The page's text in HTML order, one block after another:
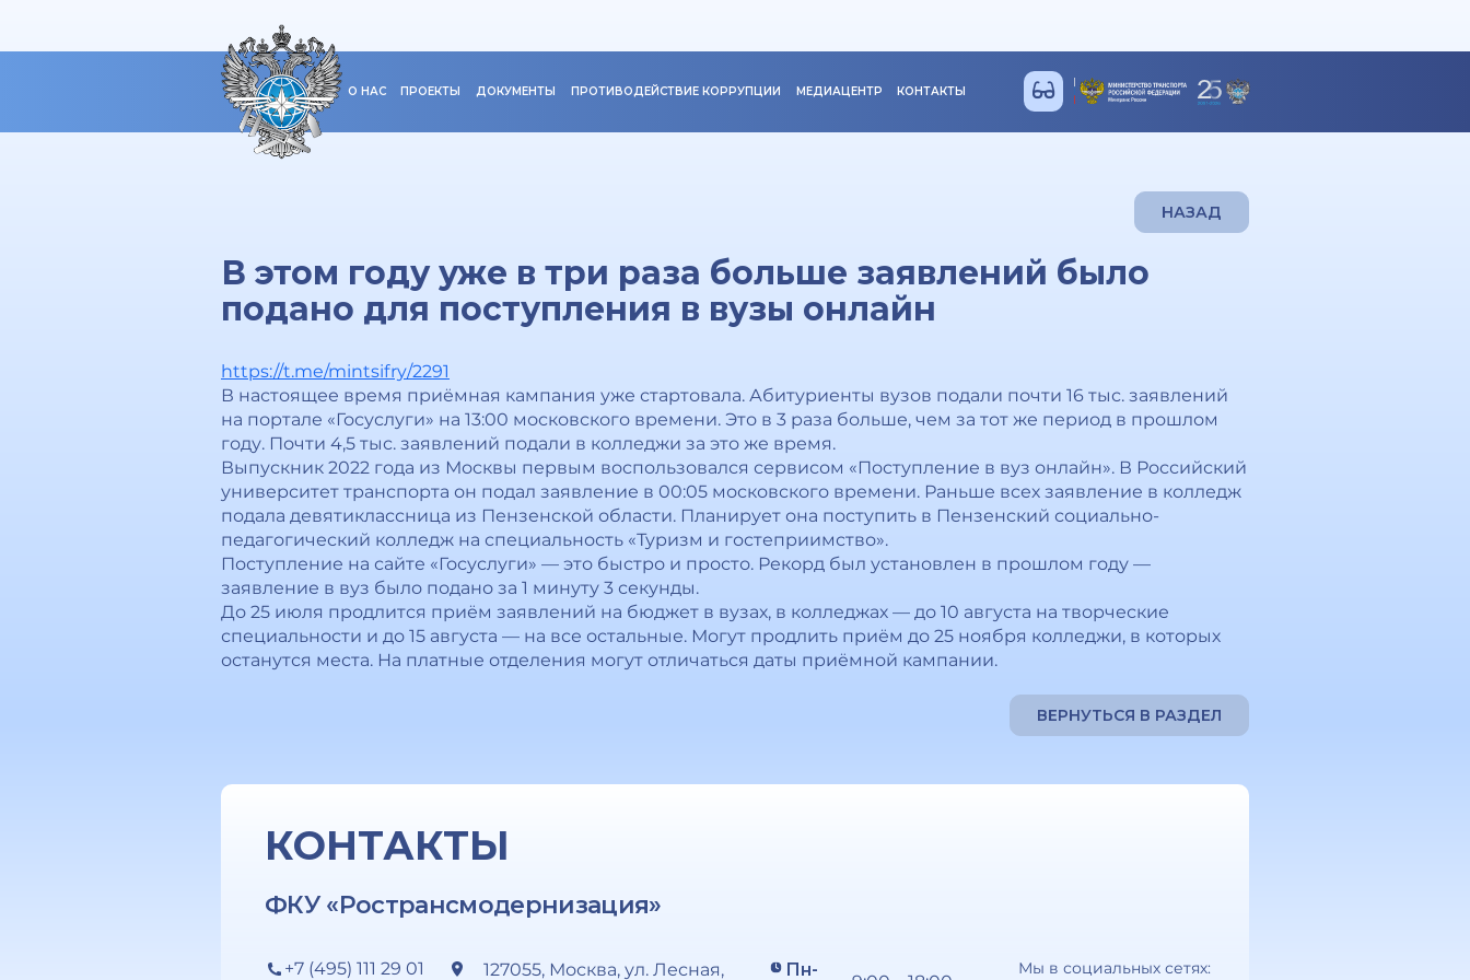
О НАС ПРОЕКТЫ ДОКУМЕНТЫ ПРОТИВОДЕЙСТВИЕ КОРРУПЦИИ МЕДИАЦЕНТР КОНТАКТЫ
НАЗАД
В этом году уже в три раза больше заявлений было
подано для поступления в вузы онлайн
https://t.me/mintsifry/2291
В настоящее время приёмная кампания уже стартовала. Абитуриенты вузов подали почти 16 тыс. заявлений
на портале «Госуслуги» на 13:00 московского времени. Это в 3 раза больше, чем за тот же период в прошлом
году. Почти 4,5 тыс. заявлений подали в колледжи за это же время.
Выпускник 2022 года из Москвы первым воспользовался сервисом «Поступление в вуз онлайн». В Российский
университет транспорта он подал заявление в 00:05 московского времени. Раньше всех заявление в колледж
подала девятиклассница из Пензенской области. Планирует она поступить в Пензенский социально-
педагогический колледж на специальность «Туризм и гостеприимство».
Поступление на сайте «Госуслуги» — это быстро и просто. Рекорд был установлен в прошлом году —
заявление в вуз было подано за 1 минуту 3 секунды.
До 25 июля продлится приём заявлений на бюджет в вузах, в колледжах — до 10 августа на творческие
специальности и до 15 августа — на все остальные. Могут продлить приём до 25 ноября колледжи, в которых
останутся места. На платные отделения могут отличаться даты приёмной кампании.
ВЕРНУТЬСЯ В РАЗДЕЛ
КОНТАКТЫ
ФКУ «Ространсмодернизация»
+7 (495) 111 29 01 127055, Москва, ул. Лесная, Пн- Мы в социальных сетях: